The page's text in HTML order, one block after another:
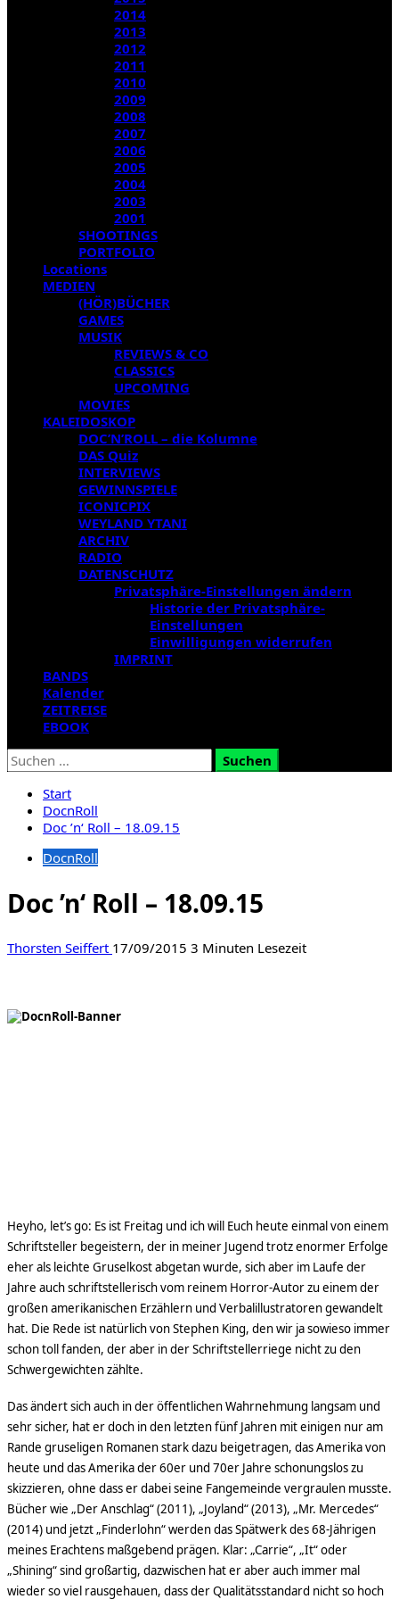
2014
2013
2012
2011
2010
2009
2008
2007
2006
2005
2004
2003
2001
SHOOTINGS
PORTFOLIO
Locations
MEDIEN
(HÖR)BÜCHER
GAMES
MUSIK
REVIEWS & CO
CLASSICS
UPCOMING
MOVIES
KALEIDOSKOP
DOC’N’ROLL – die Kolumne
DAS Quiz
INTERVIEWS
GEWINNSPIELE
ICONICPIX
WEYLAND YTANI
ARCHIV
RADIO
DATENSCHUTZ
Privatsphäre-Einstellungen ändern
Historie der Privatsphäre-
Einstellungen
Einwilligungen widerrufen
IMPRINT
BANDS
Kalender
ZEITREISE
EBOOK
Suchen
nach:
Start
DocnRoll
Doc ’n‘ Roll – 18.09.15
DocnRoll
Doc ’n‘ Roll – 18.09.15
Thorsten Seiffert 17/09/2015 3 Minuten Lesezeit
Heyho, let’s go: Es ist Freitag und ich will Euch heute einmal von einem
Schriftsteller begeistern, der in meiner Jugend trotz enormer Erfolge
eher als leichte Gruselkost abgetan wurde, sich aber im Laufe der
Jahre auch schriftstellerisch vom reinem Horror-Autor zu einem der
großen amerikanischen Erzählern und Verbalillustratoren gewandelt
hat. Die Rede ist natürlich von Stephen King, den wir ja sowieso immer
schon toll fanden, der aber in der Schriftstellerriege nicht zu den
Schwergewichten zählte.
Das ändert sich auch in der öffentlichen Wahrnehmung langsam und
sehr sicher, hat er doch in den letzten fünf Jahren mit einigen nur am
Rande gruseligen Romanen stark dazu beigetragen, das Amerika von
heute und das Amerika der 60er und 70er Jahre schonungslos zu
skizzieren, ohne dass er dabei seine Fangemeinde vergraulen musste.
Bücher wie „Der Anschlag“ (2011), „Joyland“ (2013), „Mr. Mercedes“
(2014) und jetzt „Finderlohn“ werden das Spätwerk des 68-Jährigen
meines Erachtens maßgebend prägen. Klar: „Carrie“, „It“ oder
„Shining“ sind großartig, dazwischen hat er aber auch immer mal
wieder so viel rausgehauen, dass der Qualitätsstandard nicht so hoch